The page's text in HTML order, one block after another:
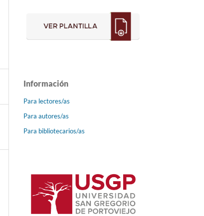
Información
Para lectores/as
Para autores/as
Para bibliotecarios/as